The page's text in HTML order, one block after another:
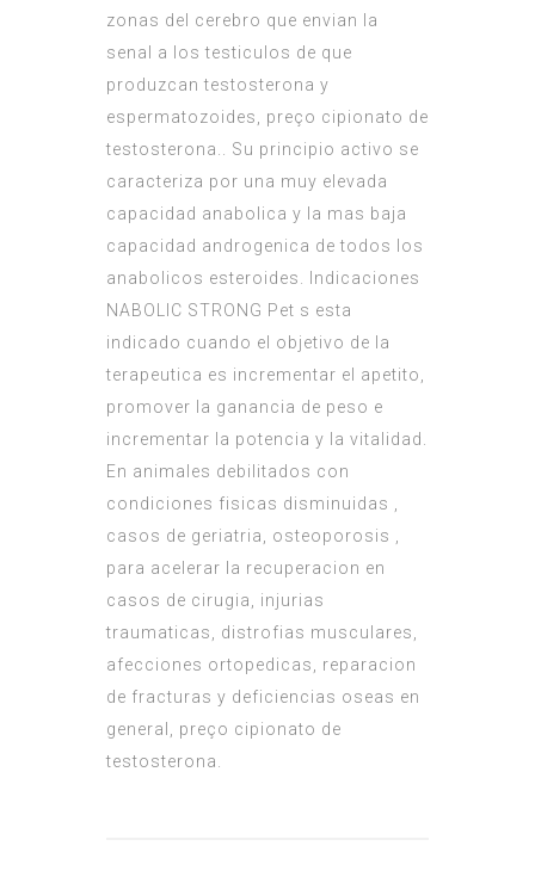
zonas del cerebro que envian la
senal a los testiculos de que
produzcan testosterona y
espermatozoides, preço cipionato de
testosterona.. Su principio activo se
caracteriza por una muy elevada
capacidad anabolica y la mas baja
capacidad androgenica de todos los
anabolicos esteroides. Indicaciones
NABOLIC STRONG Pet s esta
indicado cuando el objetivo de la
terapeutica es incrementar el apetito,
promover la ganancia de peso e
incrementar la potencia y la vitalidad.
En animales debilitados con
condiciones fisicas disminuidas ,
casos de geriatria, osteoporosis ,
para acelerar la recuperacion en
casos de cirugia, injurias
traumaticas, distrofias musculares,
afecciones ortopedicas, reparacion
de fracturas y deficiencias oseas en
general, preço cipionato de
testosterona.